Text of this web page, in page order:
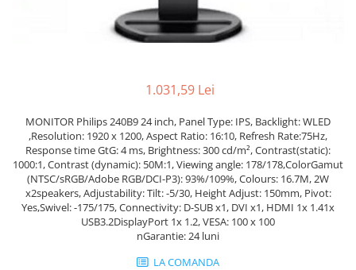
PC, Componente & Software
Calculatoare SECOND-HAND
Calculatoare GAMING
Calculatoare REFURBISHED
Calculatoare RENEW
Calculatoare WORKSTATION
Componente PC NOI
Hard Disk-uri Desktop
1.031,59 Lei
MONITOR Philips 240B9 24 inch, Panel Type: IPS, Backlight: WLED
,Resolution: 1920 x 1200, Aspect Ratio: 16:10, Refresh Rate:75Hz,
Response time GtG: 4 ms, Brightness: 300 cd/m², Contrast(static):
1000:1, Contrast (dynamic): 50M:1, Viewing angle: 178/178,ColorGamut
(NTSC/sRGB/Adobe RGB/DCI-P3): 93%/109%, Colours: 16.7M, 2W
x2speakers, Adjustability: Tilt: -5/30, Height Adjust: 150mm, Pivot:
Yes,Swivel: -175/175, Connectivity: D-SUB x1, DVI x1, HDMI 1x 1.41x
USB3.2DisplayPort 1x 1.2, VESA: 100 x 100
nGarantie: 24 luni
LA COMANDA